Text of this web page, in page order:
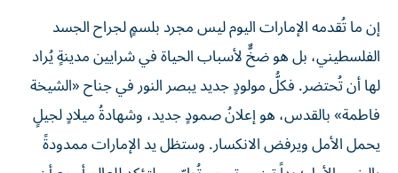
إن ما تُقدمه الإمارات اليوم ليس مجرد بلسمٍ لجراح الجسد
الفلسطيني، بل هو ضخٌّ لأسباب الحياة في شرايين مدينةٍ يُراد
لها أن تُحتضر. فكلُّ مولودٍ جديد يبصر النور في جناح «الشيخة
فاطمة» بالقدس، هو إعلانُ صمودٍ جديد، وشهادةُ ميلادٍ لجيلٍ
يحمل الأمل ويرفض الانكسار. وستظل يد الإمارات ممدودةً